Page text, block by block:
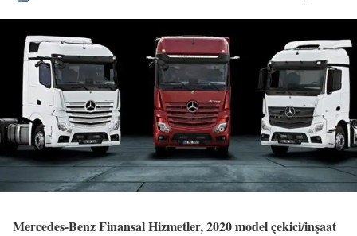
Mercedes-Benz Finansal Hizmetler, 2020 model çekici/inşaat